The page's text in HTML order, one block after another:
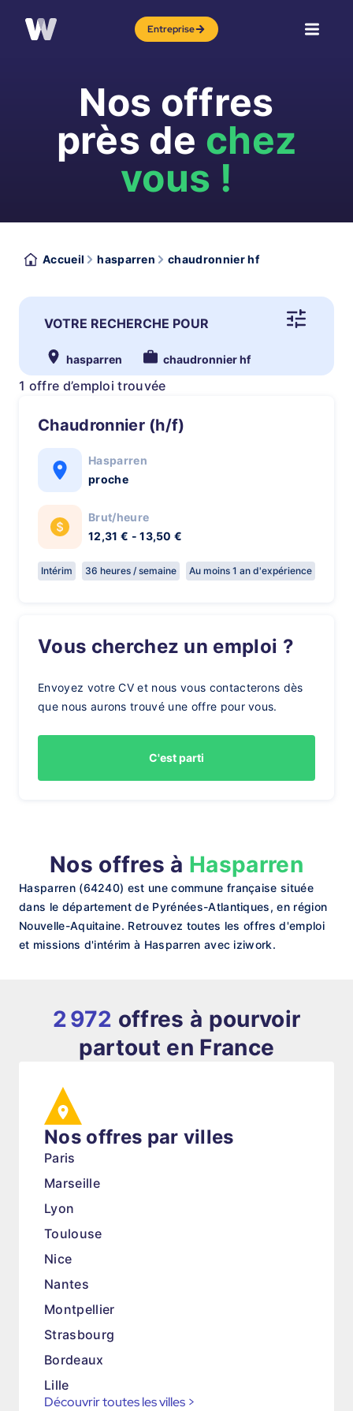
Entreprise
Nos offres
près de chez
vous !
Accueil hasparren chaudronnier hf
VOTRE RECHERCHE POUR
hasparren chaudronnier hf
1 offre d’emploi trouvée
Chaudronnier (h/f)
Hasparren
proche
Brut/heure
12,31 € - 13,50 €
Intérim 36 heures / semaine Au moins 1 an d'expérience
Vous cherchez un emploi ?
Envoyez votre CV et nous vous contacterons dès
que nous aurons trouvé une offre pour vous.
C'est parti
Nos offres à Hasparren
Hasparren (64240) est une commune française située
dans le département de Pyrénées-Atlantiques, en région
Nouvelle-Aquitaine. Retrouvez toutes les offres d'emploi
et missions d'intérim à Hasparren avec iziwork.
2 972 offres à pourvoir
partout en France
Nos offres par villes
Paris
Marseille
Lyon
Toulouse
Nice
Nantes
Montpellier
Strasbourg
Bordeaux
Lille
Découvrir toutes les villes >